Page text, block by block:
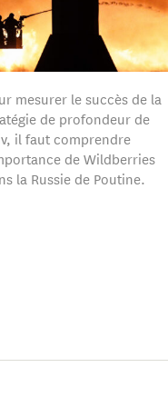
mesurer le succès de la
de profondeur de
il faut comprendre
de Wildberries
la Russie de Poutine.